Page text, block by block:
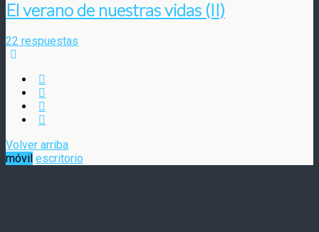
El verano de nuestras vidas (II)
22 respuestas
Volver arriba
móvil escritorio